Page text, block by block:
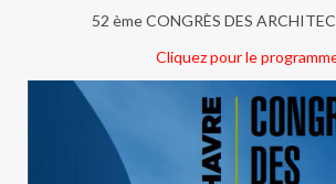
52 ème CONGRÈS DES
Cliquez pour le